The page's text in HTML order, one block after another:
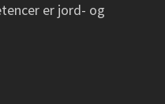
er jord- og